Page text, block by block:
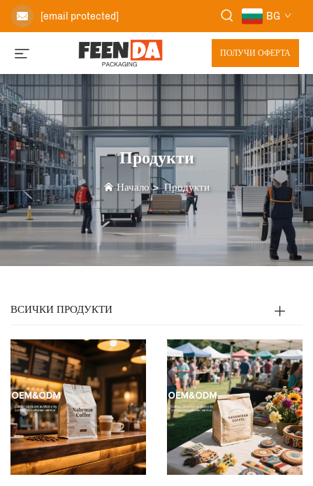
[email protected] BG
ПОЛУЧИ ОФЕРТА
Продукти
Начало>Продукти
ВСИЧКИ ПРОДУКТИ